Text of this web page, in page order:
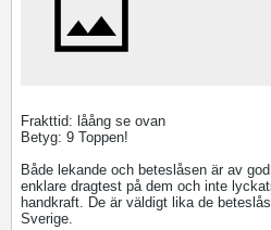
Frakttid: låång se ovan
Betyg: 9 Toppen!
Både lekande och beteslåsen är av
enklare dragtest på dem och inte
handkraft. De är väldigt lika de
Sverige.